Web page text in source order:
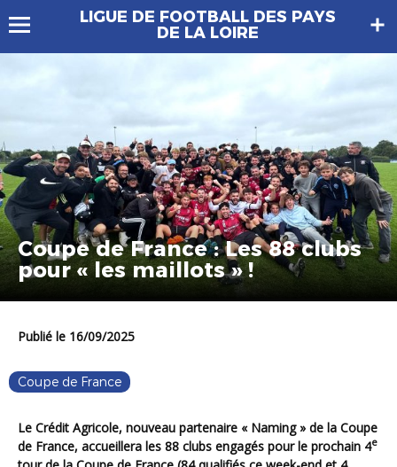
LIGUE DE FOOTBALL DES PAYS
DE LA LOIRE
Coupe de France : Les 88 clubs
pour « les maillots » !
Publié le 16/09/2025
Coupe de France
Le Crédit Agricole, nouveau partenaire « Naming » de la Coupe
de France, accueillera les 88 clubs engagés pour le prochain 4e